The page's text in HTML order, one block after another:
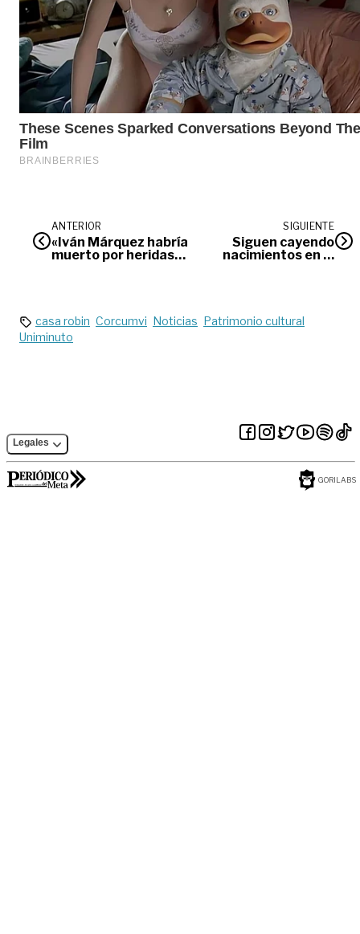
ANTERIOR
«Iván Márquez habría
muerto por heridas
SIGUIENTE
Siguen cayendo
nacimientos en el
casa robin Corcumvi Noticias Patrimonio cultural
Uniminuto
Legales
GORILABS